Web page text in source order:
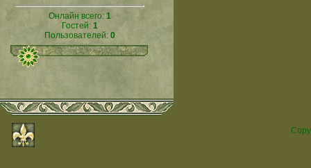
Онлайн всего: 1
Гостей: 1
Пользователей: 0